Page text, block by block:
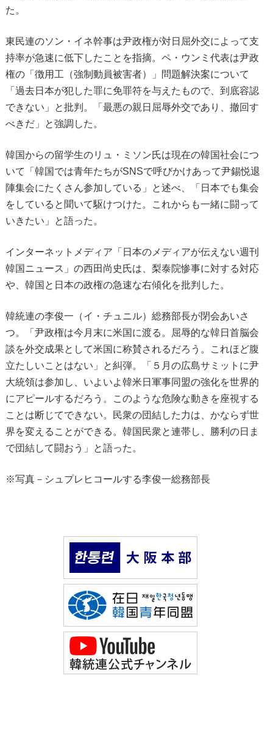
た。
東民連のソン・イネ幹事は尹政権が対日屈外交によって支
持率が急速に低下したことを指摘。ペ・ウンミ代表は尹政
権の「徴用工（強制動員被害者）」問題解決案について
「過去日本が犯した罪に免罪符を与えたもので、到底容認
できない」と批判。「最悪の親日屈辱外交であり、撤回す
べきだ」と強調した。
韓国からの留学生のリュ・ミソン氏は現在の韓国社会につ
いて「韓国では青年たちがSNSで呼びかけあって尹錫悦退
陣集会にたくさん参加している」と述べ、「日本でも集会
をしていると聞いて駆けつけた。これからも一緒に闘って
いきたい」と語った。
インターネットメディア「日本のメディアが伝えない週刊
韓国ニュース」の西田尚史氏は、梨泰院惨事に対する対応
や、韓国と日本の政権の急速な右傾化を批判した。
韓統連の李俊一（イ・チュニル）総務部長が閉会あいさ
つ。「尹政権は今月末に米国に渡る。屈辱的な韓日首脳会
談を外交成果として米国に称賛されるだろう。これほど腹
立たしいことはない」と糾弾。「５月の広島サミットに尹
大統領は参加し、いよいよ韓米日軍事同盟の強化を世界的
にアピールするだろう。このような危険な動きを座視する
ことは断じてできない。民衆の団結した力は、かならず世
界を変えることができる。韓国民衆と連帯し、勝利の日ま
で団結して闘おう」と語った。
※写真－シュプレヒコールする李俊一総務部長